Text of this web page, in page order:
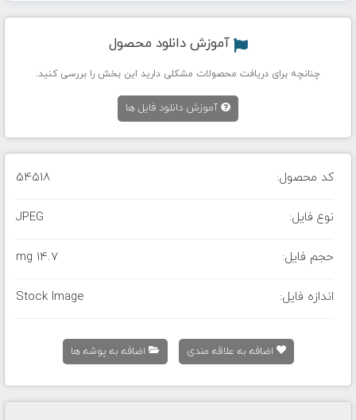
آموزش دانلود محصول
چنانچه برای دریافت محصولات مشکلی دارید این بخش را بررسی کنید.
آموزش دانلود فایل ها
کد محصول: 54518
نوع فایل: JPEG
حجم فایل: 14.7 mg
اندازه فایل: Stock Image
اضافه به علاقه مندی اضافه به پوشه ها